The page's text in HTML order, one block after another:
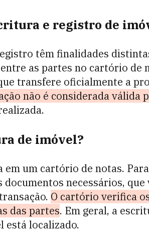
e registro de
têm finalidades
as partes no cartório de
transfere oficialmente a
não é considerada válida
de imóvel?
um cartório de notas.
necessários,
O cartório verifica
das partes. Em geral, a
está localizado.